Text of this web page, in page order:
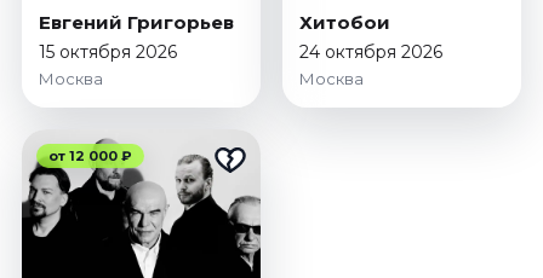
Евгений Григорьев
15 октября 2026
Москва
Хитобои
24 октября 2026
Москва
от 12 000 ₽